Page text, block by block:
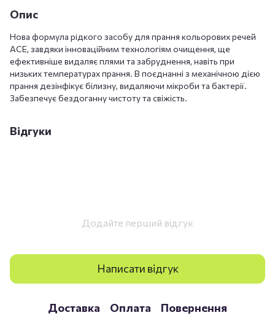
Опис
Нова формула рідкого засобу для прання кольорових речей
ACE, завдяки інноваційним технологіям очищення, ще
ефективніше видаляє плями та забруднення, навіть при
низьких температурах прання. В поєднанні з механічною дією
прання дезінфікує білизну, видаляючи мікроби та бактерії.
Забезпечує бездоганну чистоту та свіжість.
Відгуки
Додайте перший відгук
Написати відгук
Доставка Оплата Повернення